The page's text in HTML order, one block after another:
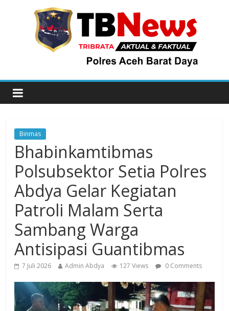
Binmas
Bhabinkamtibmas
Polsubsektor Setia Polres
Abdya Gelar Kegiatan
Patroli Malam Serta
Sambang Warga
Antisipasi Guantibmas
7 Juli 2026 Admin Abdya 127 Views 0 Comments